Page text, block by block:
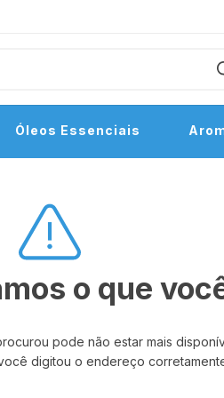
Óleos Essenciais
o que
pode não estar mais
digitou o endereço